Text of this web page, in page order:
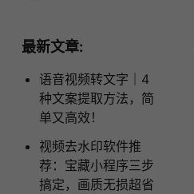
最新文章:
语音视频转文字｜4
种文案提取方法，简
单又高效！
视频去水印软件推
荐：宝藏小程序三步
搞定，画质无损超省